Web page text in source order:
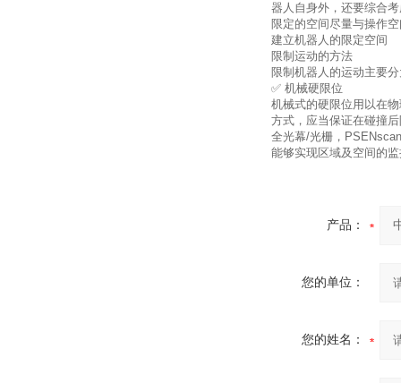
器人自身外，还要综合
限定的空间尽量与操作
建立机器人的限定空间
限制运动的方法
限制机器人的运动主要
✅ 机械硬限位
机械式的硬限位用以在
方式，应当保证在碰撞
全光幕/光栅， PSENscan
能够实现区域及空间的
产品：
您的单位：
您的姓名：